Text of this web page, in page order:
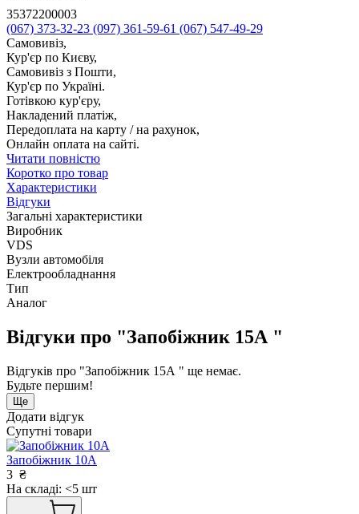
35372200003
(067) 373-32-23 (097) 361-59-61 (067) 547-49-29
Самовивіз,
Кур'єр по Києву,
Самовивіз з Пошти,
Кур'єр по Україні.
Готівкою кур'єру,
Накладений платіж,
Передоплата на карту / на рахунок,
Онлайн оплата на сайті.
Читати повністю
Коротко про товар
Характеристики
Відгуки
Загальні характеристики
Виробник
VDS
Вузли автомобіля
Електрообладнання
Тип
Аналог
Відгуки про "Запобіжник 15А "
Відгуків про "Запобіжник 15А " ще немає.
Будьте першим!
Ще
Додати відгук
Супутні товари
Запобіжник 10А
3 ₴
На складі: <5 шт